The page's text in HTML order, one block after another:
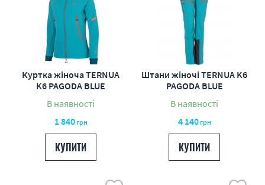
Куртка жіноча TERNUA
K6 PAGODA BLUE
В наявності
1 840грн
КУПИТИ
Штани жіночі TERNUA K6
PAGODA BLUE
В наявності
4 140грн
КУПИТИ